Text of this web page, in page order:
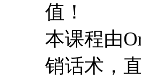
值！
本课程由
销话术，